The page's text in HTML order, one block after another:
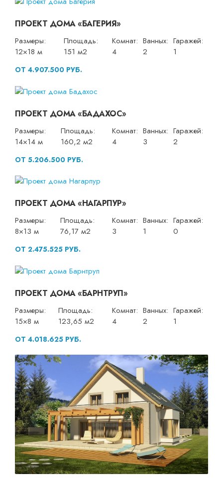
ПРОЕКТ ДОМА «БАГЕРИЯ»
Размеры:
12×18 м
Площадь:
151 м2
Комнат:
4
Ванных:
2
Гаражей:
1
ОТ 4.907.500 РУБ.
ПРОЕКТ ДОМА «БАДАХОС»
Размеры:
14×14 м
Площадь:
160,2 м2
Комнат:
4
Ванных:
3
Гаражей:
2
ОТ 5.206.500 РУБ.
ПРОЕКТ ДОМА «НАГАРПУР»
Размеры:
8×13 м
Площадь:
76,17 м2
Комнат:
3
Ванных:
1
Гаражей:
0
ОТ 2.475.525 РУБ.
ПРОЕКТ ДОМА «БАРНТРУП»
Размеры:
15×8 м
Площадь:
123,65 м2
Комнат:
4
Ванных:
2
Гаражей:
1
ОТ 4.018.625 РУБ.